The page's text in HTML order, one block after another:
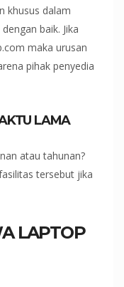
khusus dalam
baik. Jika
maka urusan
pihak penyedia
LAMA
atau tahunan?
tersebut jika
LAPTOP